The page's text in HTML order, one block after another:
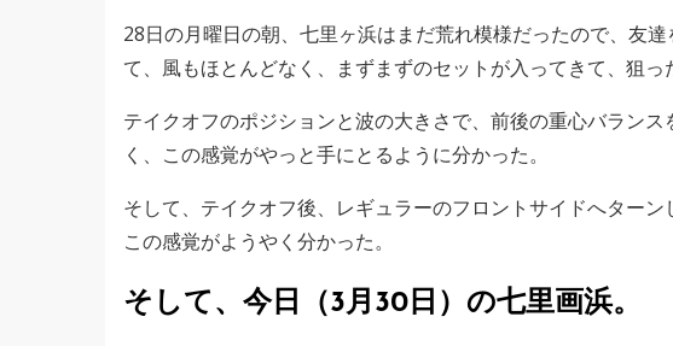
28日の月曜日の朝、七里ヶ浜はまだ荒れ模様だったので、友
て、風もほとんどなく、まずまずのセットが入ってきて、狙っ
テイクオフのポジションと波の大きさで、前後の重心バラン
く、この感覚がやっと手にとるように分かった。
そして、テイクオフ後、レギュラーのフロントサイドへターン
この感覚がようやく分かった。
そして、今日（3月30日）の七里画浜。